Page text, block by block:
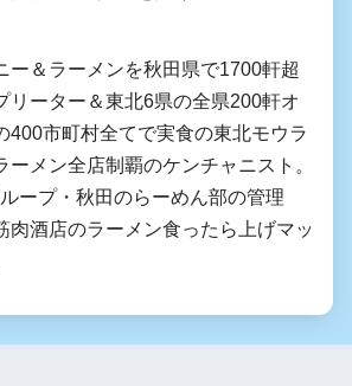
ー＆ラーメンを秋田県で1700軒超
リーター＆東北6県の全県200軒オ
400市町村全てで実食の東北モウラ
ーメン全店制覇のケンチャニスト。
ープ・秋田のらーめん部の管理
肉酒店のラーメン食ったら上げマッ